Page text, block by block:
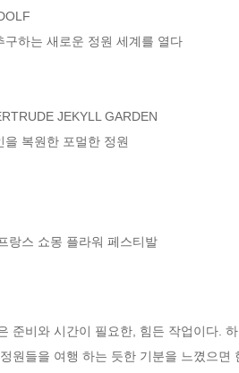
구하는 새로운 정원 세계를 열다
JEKYLL GARDEN
복원한 포멀한 정원
랑스 쇼몽 플라워 페스티발
준비와 시간이 필요한, 힘든 작업이다.
원들을 여행 하는 듯한 기분을 느꼈으